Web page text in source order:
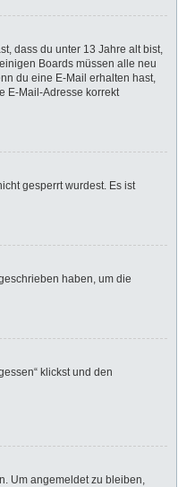
dass du unter 13 Jahre alt bist,
Boards müssen alle neu
du eine E-Mail erhalten hast,
E-Mail-Adresse korrekt
gesperrt wurdest. Es ist
haben, um die
klickst und den
Um angemeldet zu bleiben,